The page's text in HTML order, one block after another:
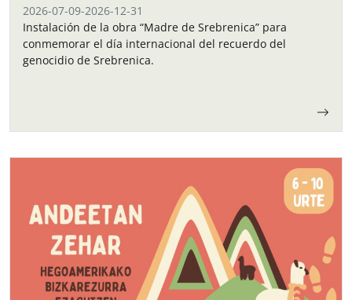
2026-07-09-2026-12-31
Instalación de la obra “Madre de Srebrenica” para
conmemorar el día internacional del recuerdo del
genocidio de Srebrenica.